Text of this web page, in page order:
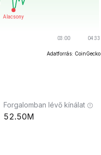
Adatforrás: CoinGecko
Forgalomban lévő kínálat
52.50M